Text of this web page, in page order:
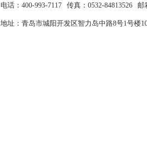
电话：400-993-7117 传真：0532-84813526 邮
地址：青岛市城阳开发区智力岛中路8号1号楼